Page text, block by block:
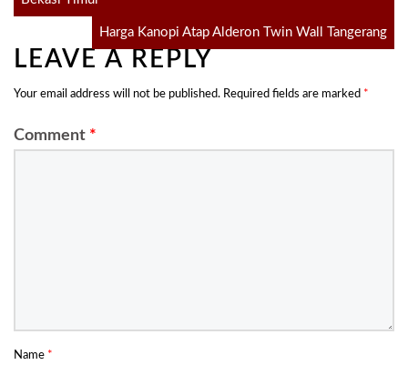
navigationHarga Kanopi Atap Alderon Twin Wall Tangerang
LEAVE A REPLY
Your email address will not be published. Required fields are marked *
Comment *
Name *